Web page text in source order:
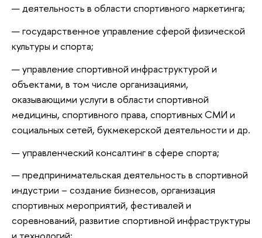
деятельность в области спортивного маркетинга;
государственное управление сферой физической
культуры и спорта;
управление спортивной инфраструктурой и
объектами, в том числе организациями,
оказывающими услуги в области спортивной
медицины, спортивного права, спортивных СМИ и
социальных сетей, букмекерской деятельности и др.
управленческий консалтинг в сфере спорта;
предпринимательская деятельность в спортивной
индустрии – создание бизнесов, организация
спортивных мероприятий, фестивалей и
соревнований, развитие спортивной инфраструктуры